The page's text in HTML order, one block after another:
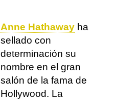
Anne Hathaway ha
sellado con
determinación su
nombre en el gran
salón de la fama de
Hollywood. La